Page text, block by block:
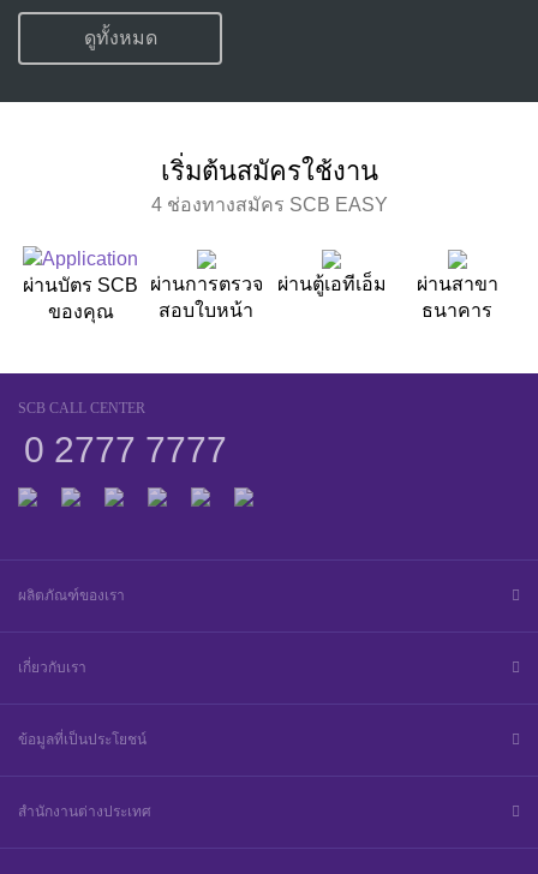
ดูทั้งหมด
เริ่มต้นสมัครใช้งาน
4 ช่องทางสมัคร SCB EASY
ผ่านบัตร SCB
ของคุณ
ผ่านการตรวจ
สอบใบหน้า
ผ่านตู้เอทีเอ็ม
ผ่านสาขา
ธนาคาร
SCB CALL CENTER
0 2777 7777
ผลิตภัณฑ์ของเรา
เกี่ยวกับเรา
ข้อมูลที่เป็นประโยชน์
สำนักงานต่างประเทศ